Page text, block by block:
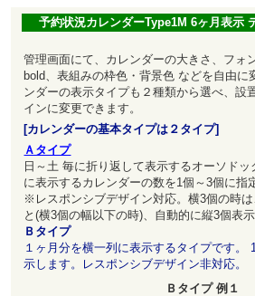
予約状況カレンダーType1M 6ヶ月表示
管理画面にて、カレンダーの大きさ、フォ
bold、表組みの枠色・背景色 などを自由に
ンダーの表示タイプも２種類から選べ、設
インに変更できます。
[カレンダーの基本タイプは２タイプ]
Ａタイプ
日～土 毎に折り返して表示するオーソド
に表示するカレンダーの数を1個～3個に指
※レスポンシブデザイン対応。横3個の時
と(横3個の幅以下の時)、自動的に縦3個表示
Ｂタイプ
１ヶ月分を横一列に表示するタイプです。
示します。レスポンシブデザイン非対応。
Ｂタイプ 例１